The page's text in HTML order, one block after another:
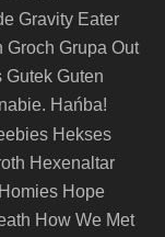
Gravity Eater
Groch Grupa Out
Gutek Guten
Hańba!
Hekses
Hexenaltar
Homies Hope
How We Met